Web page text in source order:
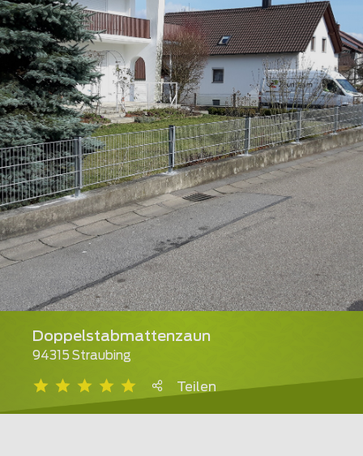
Doppelstabmattenzaun
94315 Straubing
Teilen